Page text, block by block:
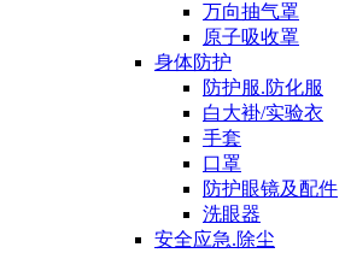
万向抽气罩
原子吸收罩
身体防护
防护服.防化服
白大褂/实验衣
手套
口罩
防护眼镜及配件
洗眼器
安全应急.除尘